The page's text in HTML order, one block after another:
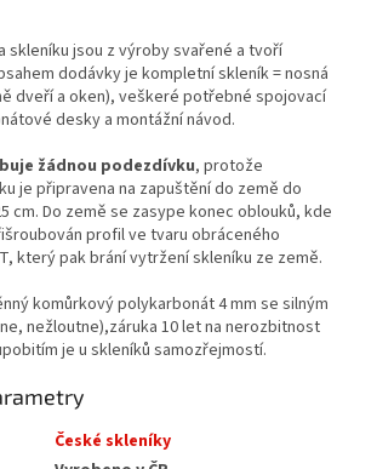
skleníku jsou z výroby svařené a tvoří
dodávky je kompletní skleník = nosná
dveří a oken), veškeré potřebné spojovací
desky a montážní návod.
žádnou podezdívku, protože
je připravena na zapuštění do země do
cm. Do země se zasype konec oblouků, kde
profil ve tvaru obráceného
který pak brání vytržení skleníku ze země.
komůrkový polykarbonát 4 mm se silným
nežloutne),záruka 10 let na nerozbitnost
je u skleníků samozřejmostí.
České skleníky